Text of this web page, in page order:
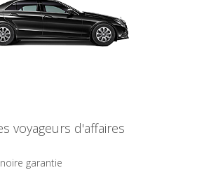
voyageurs d'affaires
garantie